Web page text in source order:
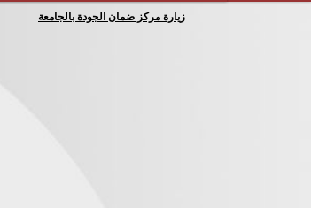
زيارة مركز ضمان الجودة بالجامعة